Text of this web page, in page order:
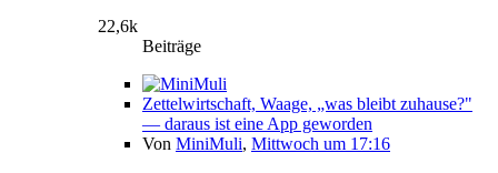
22,6k
Beiträge
Zettelwirtschaft, Waage, „was bleibt zuhause?"
— daraus ist eine App geworden
Von MiniMuli, Mittwoch um 17:16